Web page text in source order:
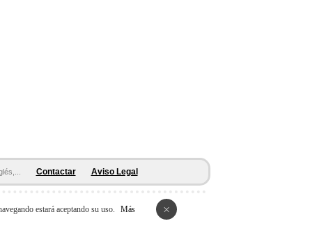
Contactar Aviso Legal
×
estará aceptando su uso.
Más